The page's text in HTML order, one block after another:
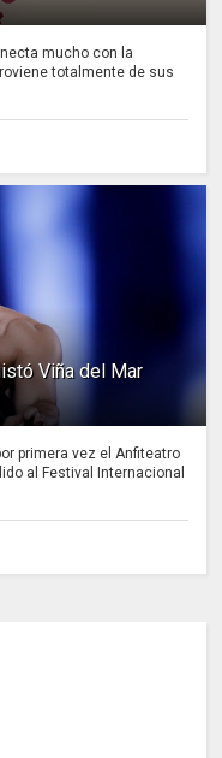
mucho con la
totalmente de sus
Viña del Mar
primera vez el Anfiteatro
al Festival Internacional